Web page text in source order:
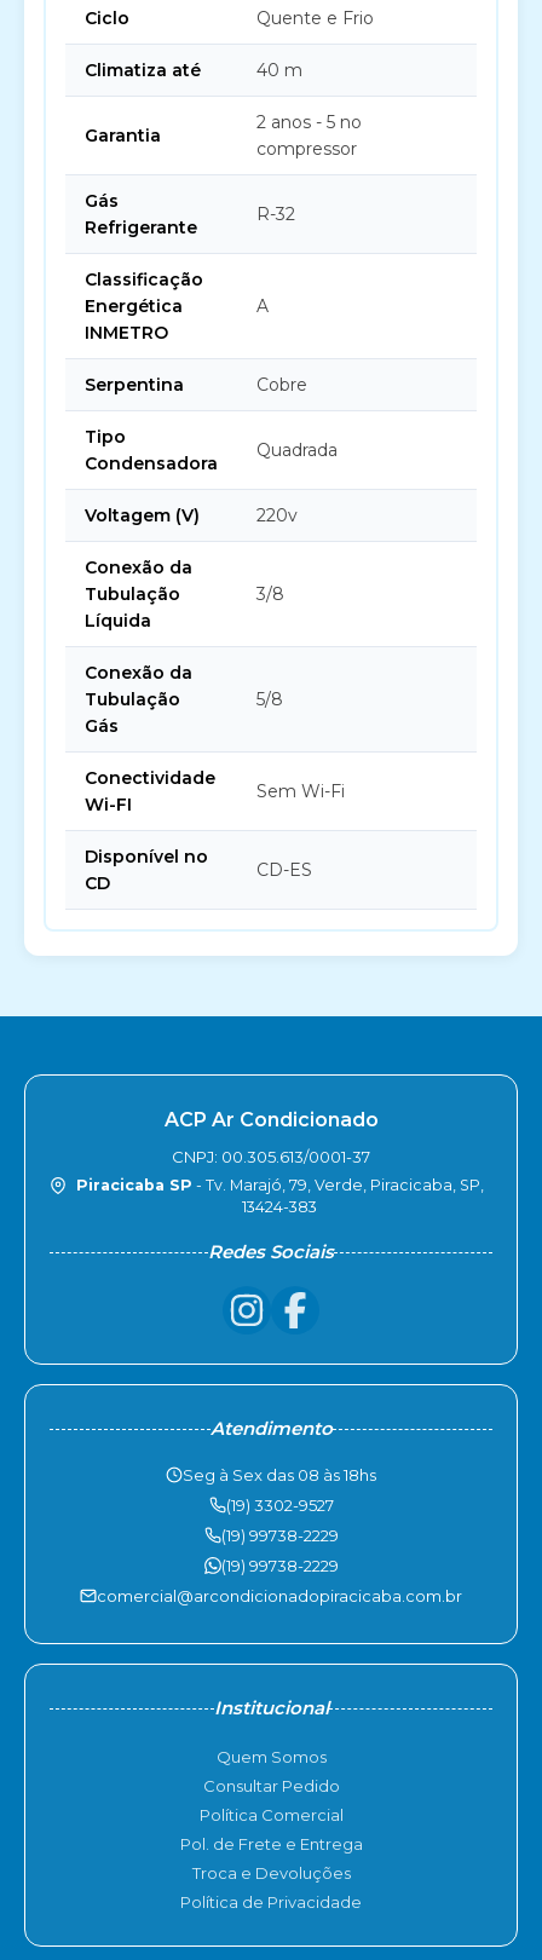
Ciclo Quente e Frio
Climatiza até 40 m
Garantia
2 anos - 5 no
compressor
Gás
Refrigerante
R-32
Classificação
Energética
INMETRO
A
Serpentina Cobre
Tipo
Condensadora
Quadrada
Voltagem (V) 220v
Conexão da
Tubulação
Líquida
3/8
Conexão da
Tubulação
Gás
5/8
Conectividade
Wi-FI
Sem Wi-Fi
Disponível no
CD
CD-ES
ACP Ar Condicionado
CNPJ: 00.305.613/0001-37
Piracicaba SP - Tv. Marajó, 79, Verde, Piracicaba, SP,
13424-383
Redes Sociais
Atendimento
Seg à Sex das 08 às 18hs
(19) 3302-9527
(19) 99738-2229
(19) 99738-2229
comercial@arcondicionadopiracicaba.com.br
Institucional
Quem Somos
Consultar Pedido
Política Comercial
Pol. de Frete e Entrega
Troca e Devoluções
Política de Privacidade